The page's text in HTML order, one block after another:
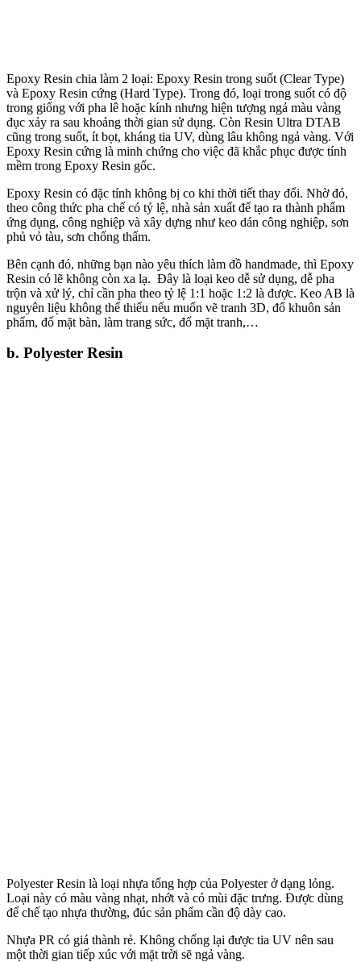
Epoxy Resin chia làm 2 loại: Epoxy Resin trong suốt (Clear Type)
và Epoxy Resin cứng (Hard Type). Trong đó, loại trong suốt có độ
trong giống với pha lê hoặc kính nhưng hiện tượng ngả màu vàng
đục xảy ra sau khoảng thời gian sử dụng. Còn Resin Ultra DTAB
cũng trong suốt, ít bọt, kháng tia UV, dùng lâu không ngả vàng. Với
Epoxy Resin cứng là minh chứng cho việc đã khắc phục được tính
mềm trong Epoxy Resin gốc.
Epoxy Resin có đặc tính không bị co khi thời tiết thay đổi. Nhờ đó,
theo công thức pha chế có tỷ lệ, nhà sản xuất để tạo ra thành phẩm
ứng dụng, công nghiệp và xây dựng như keo dán công nghiệp, sơn
phủ vỏ tàu, sơn chống thấm.
Bên cạnh đó, những bạn nào yêu thích làm đồ handmade, thì Epoxy
Resin có lẽ không còn xa lạ. Đây là loại keo dễ sử dụng, dễ pha
trộn và xử lý, chỉ cần pha theo tỷ lệ 1:1 hoặc 1:2 là được. Keo AB là
nguyên liệu không thể thiếu nếu muốn vẽ tranh 3D, đổ khuôn sản
phẩm, đổ mặt bàn, làm trang sức, đổ mặt tranh,…
b. Polyester Resin
Polyester Resin là loại nhựa tổng hợp của Polyester ở dạng lỏng.
Loại này có màu vàng nhạt, nhớt và có mùi đặc trưng. Được dùng
để chế tạo nhựa thường, đúc sản phẩm cần độ dày cao.
Nhựa PR có giá thành rẻ. Không chống lại được tia UV nên sau
một thời gian tiếp xúc với mặt trời sẽ ngả vàng.